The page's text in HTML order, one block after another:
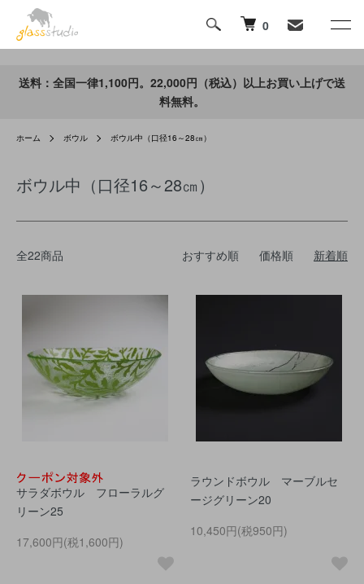
0
送料：全国一律1,100円。22,000円（税込）以上お買い上げで送
料無料。
ホーム ボウル ボウル中（口径16～28㎝）
ボウル中（口径16～28㎝）
全22商品 おすすめ順 価格順 新着順
サラダボウル フローラルグ
リーン25
17,600円(税1,600円)
ラウンドボウル マーブルセ
ージグリーン20
10,450円(税950円)